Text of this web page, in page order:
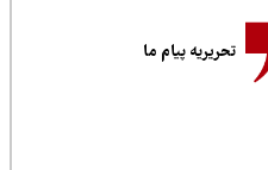
تحریریه پیام ما